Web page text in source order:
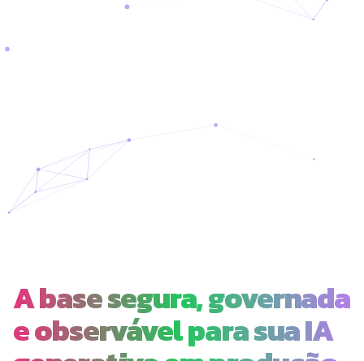
A base segura, governada
e observável para sua IA